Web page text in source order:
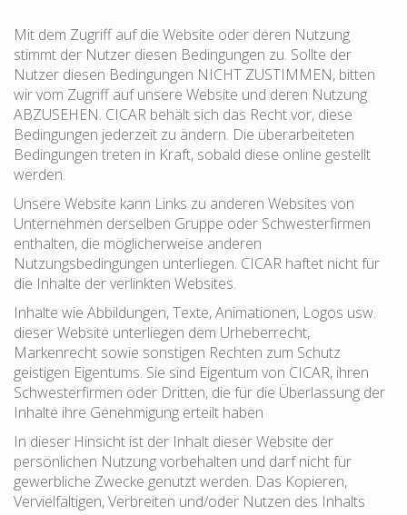
Mit dem Zugriff auf die Website oder deren Nutzung
stimmt der Nutzer diesen Bedingungen zu. Sollte der
Nutzer diesen Bedingungen NICHT ZUSTIMMEN, bitten
wir vom Zugriff auf unsere Website und deren Nutzung
ABZUSEHEN. CICAR behält sich das Recht vor, diese
Bedingungen jederzeit zu ändern. Die überarbeiteten
Bedingungen treten in Kraft, sobald diese online gestellt
werden.
Unsere Website kann Links zu anderen Websites von
Unternehmen derselben Gruppe oder Schwesterfirmen
enthalten, die möglicherweise anderen
Nutzungsbedingungen unterliegen. CICAR haftet nicht für
die Inhalte der verlinkten Websites.
Inhalte wie Abbildungen, Texte, Animationen, Logos usw.
dieser Website unterliegen dem Urheberrecht,
Markenrecht sowie sonstigen Rechten zum Schutz
geistigen Eigentums. Sie sind Eigentum von CICAR, ihren
Schwesterfirmen oder Dritten, die für die Überlassung der
Inhalte ihre Genehmigung erteilt haben
In dieser Hinsicht ist der Inhalt dieser Website der
persönlichen Nutzung vorbehalten und darf nicht für
gewerbliche Zwecke genutzt werden. Das Kopieren,
Vervielfältigen, Verbreiten und/oder Nutzen des Inhalts